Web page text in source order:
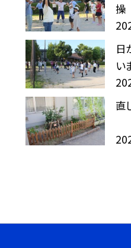
操
日
い
直